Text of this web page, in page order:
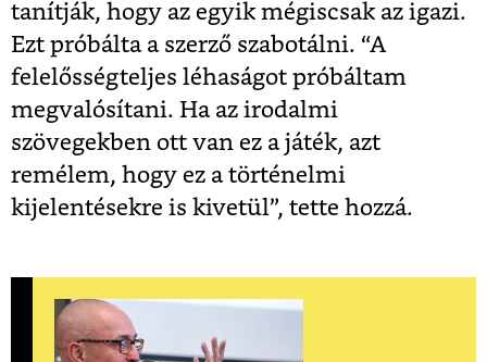
tanítják, hogy az egyik mégiscsak az igazi.
Ezt próbálta a szerző szabotálni. “A
felelősségteljes léhaságot próbáltam
megvalósítani. Ha az irodalmi
szövegekben ott van ez a játék, azt
remélem, hogy ez a történelmi
kijelentésekre is kivetül”, tette hozzá.